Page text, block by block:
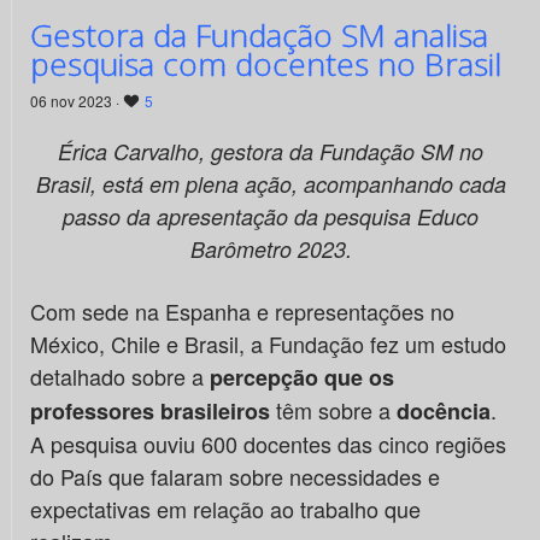
Gestora da Fundação SM analisa
pesquisa com docentes no Brasil
06 nov 2023 · 5
Érica Carvalho, gestora da Fundação SM no
Brasil, está em plena ação, acompanhando cada
passo da apresentação da pesquisa Educo
Barômetro 2023.
Com sede na Espanha e representações no
México, Chile e Brasil, a Fundação fez um estudo
detalhado sobre a percepção que os
professores brasileirostêm sobre adocência.
A pesquisa ouviu 600 docentes das cinco regiões
do País que falaram sobre necessidades e
expectativas em relação ao trabalho que